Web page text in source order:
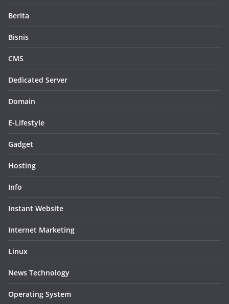
Berita
Bisnis
CMS
Dedicated Server
Domain
E-Lifestyle
Gadget
Hosting
Info
Instant Website
Internet Marketing
Linux
News Technology
Operating System